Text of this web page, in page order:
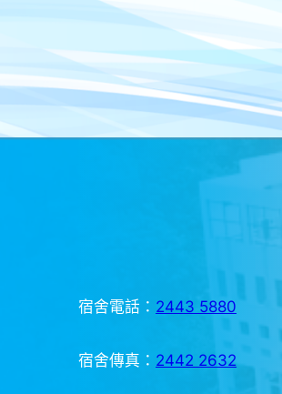
宿舍電話： 2443 5880
宿舍傳真： 2442 2632